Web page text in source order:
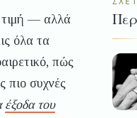
τιμή — αλλά
όλα τα
πώς
πιο συχνές
έξοδα του